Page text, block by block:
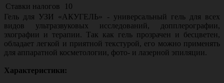
Ставки налогов
10
Гель для УЗИ «АКУГЕЛЬ» - универсальный гель для всех
видов ультразвуковых исследований, допплерографии,
эхографии и терапии. Так как гель прозрачен и бесцветен,
обладает легкой и приятной текстурой, его можно применять
для аппаратной косметологии, фото- и лазерной эпиляции.
Характеристики: